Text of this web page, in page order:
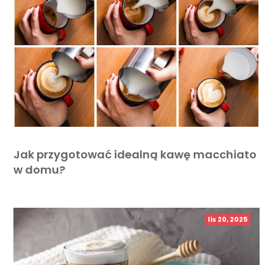
Jak przygotować idealną kawę macchiato
w domu?
lis 20, 2025